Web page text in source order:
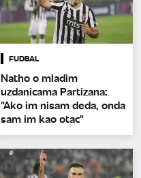
FUDBAL
Natho o mladim
uzdanicama Partizana:
"Ako im nisam deda, onda
sam im kao otac"